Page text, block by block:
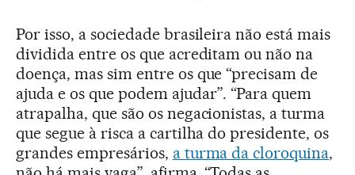
Por isso, a sociedade brasileira não está mais
dividida entre os que acreditam ou não na
doença, mas sim entre os que “precisam de
ajuda e os que podem ajudar”. “Para quem
atrapalha, que são os negacionistas, a turma
que segue à risca a cartilha do presidente, os
grandes empresários, a turma da cloroquina,